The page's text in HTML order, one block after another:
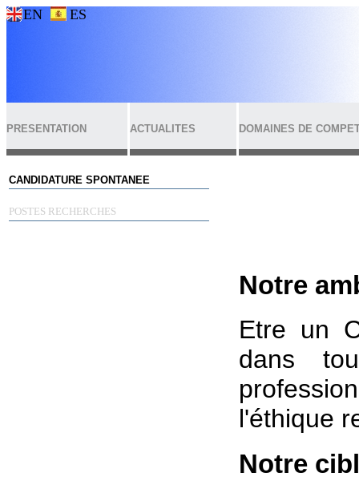
EN ES
PRESENTATION ACTUALITES DOMAINES DE
CANDIDATURE SPONTANEE
POSTES RECHERCHES
Notre
Etre un
dans
l'éthique
Notre